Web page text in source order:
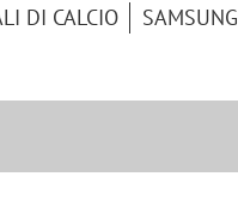
DI CALCIO SAMSUNG